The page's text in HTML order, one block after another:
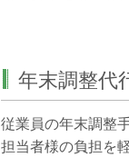
年末調整代
従業員の年末調整
担当者様の負担を